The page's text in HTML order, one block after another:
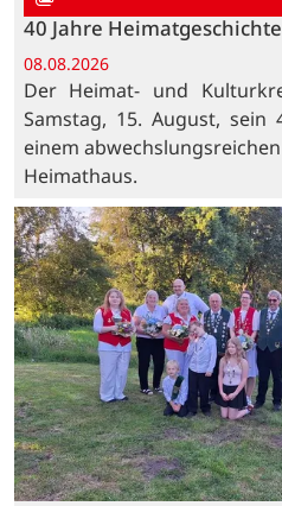
40 Jahre Heimatgeschichte
08.08.2026
Der Heimat- und
Samstag, 15. August, sein
einem
Heimathaus.